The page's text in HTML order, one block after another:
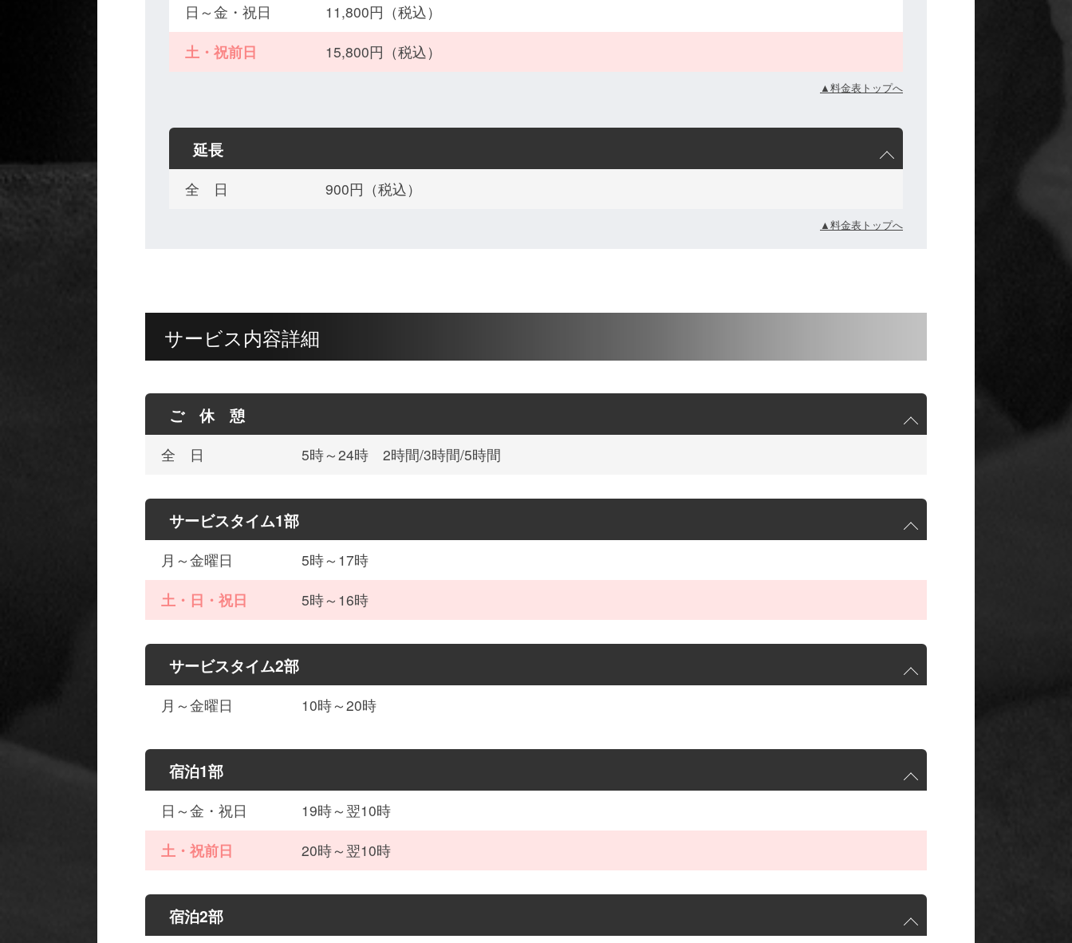
日～金・祝日
11,800円（税込）
土・祝前日
15,800円（税込）
▲料金表トップへ
延長
全 日 900円（税込）
▲料金表トップへ
サービス内容詳細
ご 休 憩
全 日 5時～24時 2時間/3時間/5時間
サービスタイム1部
月～金曜日
5時～17時
土・日・祝日
5時～16時
サービスタイム2部
月～金曜日 10時～20時
宿泊1部
日～金・祝日
19時～翌10時
土・祝前日
20時～翌10時
宿泊2部